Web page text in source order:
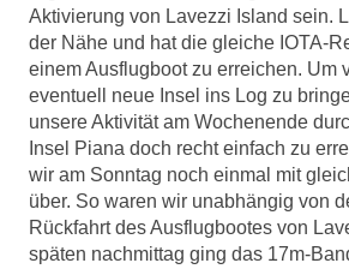
Aktivierung von Lavezzi Island sein.
der Nähe und hat die gleiche IOTA-
einem Ausflugboot zu erreichen. Um
eventuell neue Insel ins Log zu
unsere Aktivität am Wochenende
Insel Piana doch recht einfach zu
wir am Sonntag noch einmal mit
über. So waren wir unabhängig von
Rückfahrt des Ausflugbootes von
späten nachmittag ging das 17m-